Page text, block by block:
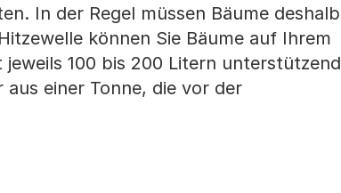
In der Regel müssen Bäume deshalb
können Sie Bäume auf Ihrem
100 bis 200 Litern unterstützend
einer Tonne, die vor der